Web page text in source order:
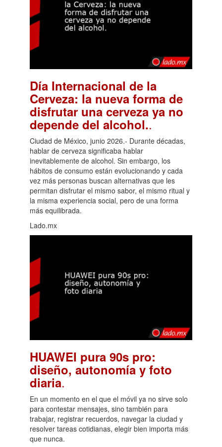
Día Internacional de la
Cerveza: la nueva forma de
disfrutar una cerveza ya no
depende del alcohol..
Ciudad de México, junio 2026.- Durante décadas,
hablar de cerveza significaba hablar
inevitablemente de alcohol. Sin embargo, los
hábitos de consumo están evolucionando y cada
vez más personas buscan alternativas que les
permitan disfrutar el mismo sabor, el mismo ritual y
la misma experiencia social, pero de una forma
más equilibrada.
Lado.mx
HUAWEI pura 90s pro:
diseño, autonomía y foto
diaria.
En un momento en el que el móvil ya no sirve solo
para contestar mensajes, sino también para
trabajar, registrar recuerdos, navegar la ciudad y
resolver tareas cotidianas, elegir bien importa más
que nunca.